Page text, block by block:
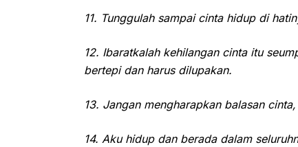
11. Tunggulah sampai cinta hidup di
12. Ibaratkalah kehilangan cinta itu
bertepi dan harus dilupakan.
13. Jangan mengharapkan balasan
14. Aku hidup dan berada dalam